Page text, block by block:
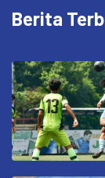
Berita